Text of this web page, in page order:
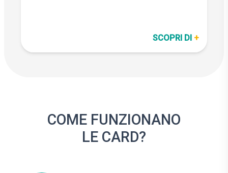
SCOPRI DI +
Fluoroprofilassi
dedicata.
E tanti altri servizi…
COME FUNZIONANO
LE CARD?